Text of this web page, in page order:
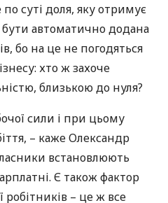
суті доля, яку отримує
автоматично додана
бо на це не погодяться
хто ж захоче
близькою до нуля?
сили і при цьому
– каже Олександр
встановлюють
Є також фактор
робітників – це ж все